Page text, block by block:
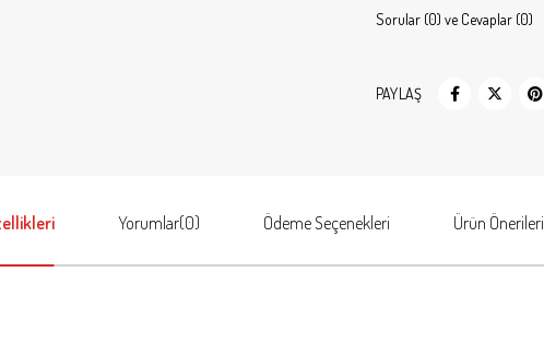
Sorular (0) ve Cevaplar (0)
PAYLAŞ
Yorumlar(0) Ödeme Seçenekleri Ürün Önerileri